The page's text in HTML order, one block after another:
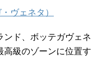
ヴェネタ）
ンド、ボッテガヴェネ
高級のゾーンに位置す